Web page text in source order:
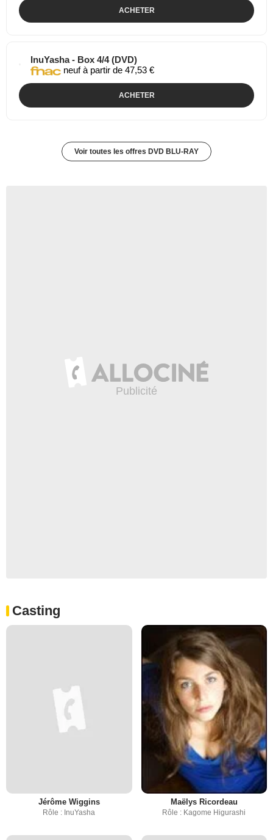
ACHETER
InuYasha - Box 4/4 (DVD)
neuf à partir de 47,53 €
ACHETER
Voir toutes les offres DVD BLU-RAY
Casting
Jérôme Wiggins
Rôle : InuYasha
Maëlys Ricordeau
Rôle : Kagome Higurashi